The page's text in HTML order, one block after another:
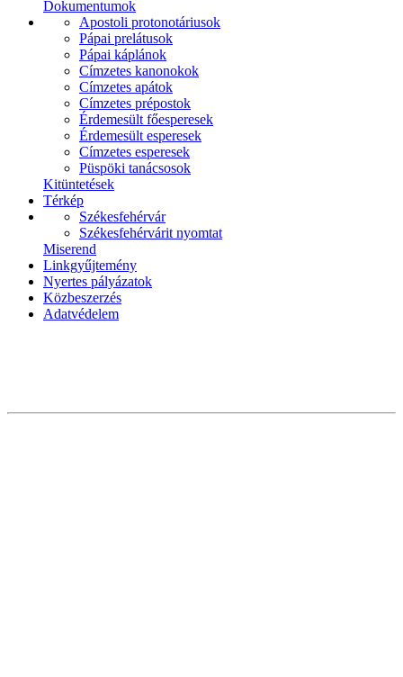
Dokumentumok
Apostoli protonotáriusok
Pápai prelátusok
Pápai káplánok
Címzetes kanonokok
Címzetes apátok
Címzetes prépostok
Érdemesült főesperesek
Érdemesült esperesek
Címzetes esperesek
Püspöki tanácsosok
Kitüntetések
Térkép
Székesfehérvár
Székesfehérvárit nyomtat
Miserend
Linkgyűjtemény
Nyertes pályázatok
Közbeszerzés
Adatvédelem